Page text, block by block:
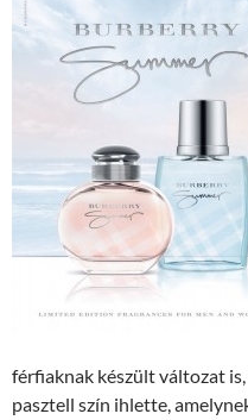
férfiaknak készült változat
pasztell szín ihlette,